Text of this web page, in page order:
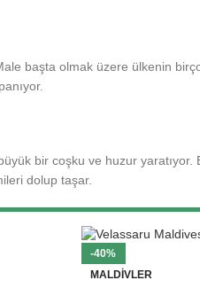
başta olmak üzere ülkenin
bir coşku ve huzur
dolup taşar.
-40%
MALDIVLER